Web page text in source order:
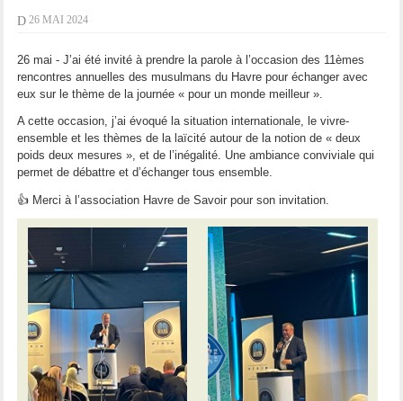
D 26 MAI 2024
26 mai - J’ai été invité à prendre la parole à l’occasion des 11èmes
rencontres annuelles des musulmans du Havre pour échanger avec
eux sur le thème de la journée « pour un monde meilleur ».
A cette occasion, j’ai évoqué la situation internationale, le vivre-
ensemble et les thèmes de la laïcité autour de la notion de « deux
poids deux mesures », et de l’inégalité. Une ambiance conviviale qui
permet de débattre et d’échanger tous ensemble.
👍 Merci à l’association Havre de Savoir pour son invitation.